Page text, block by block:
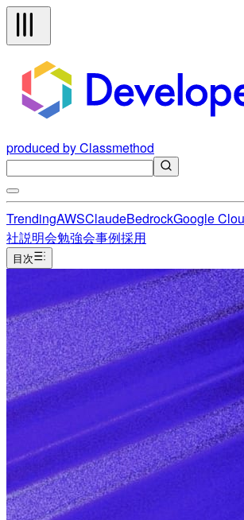
produced by Classmethod
TrendingAWSClaudeBedrockGoogle
社説明会勉強会事例採用
目次